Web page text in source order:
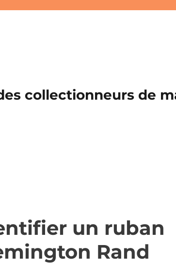
collectionneurs de
un ruban
Rand